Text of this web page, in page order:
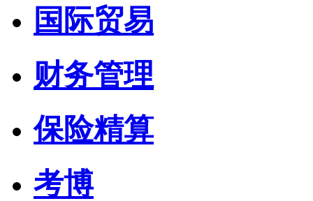
国际贸易
财务管理
保险精算
考博